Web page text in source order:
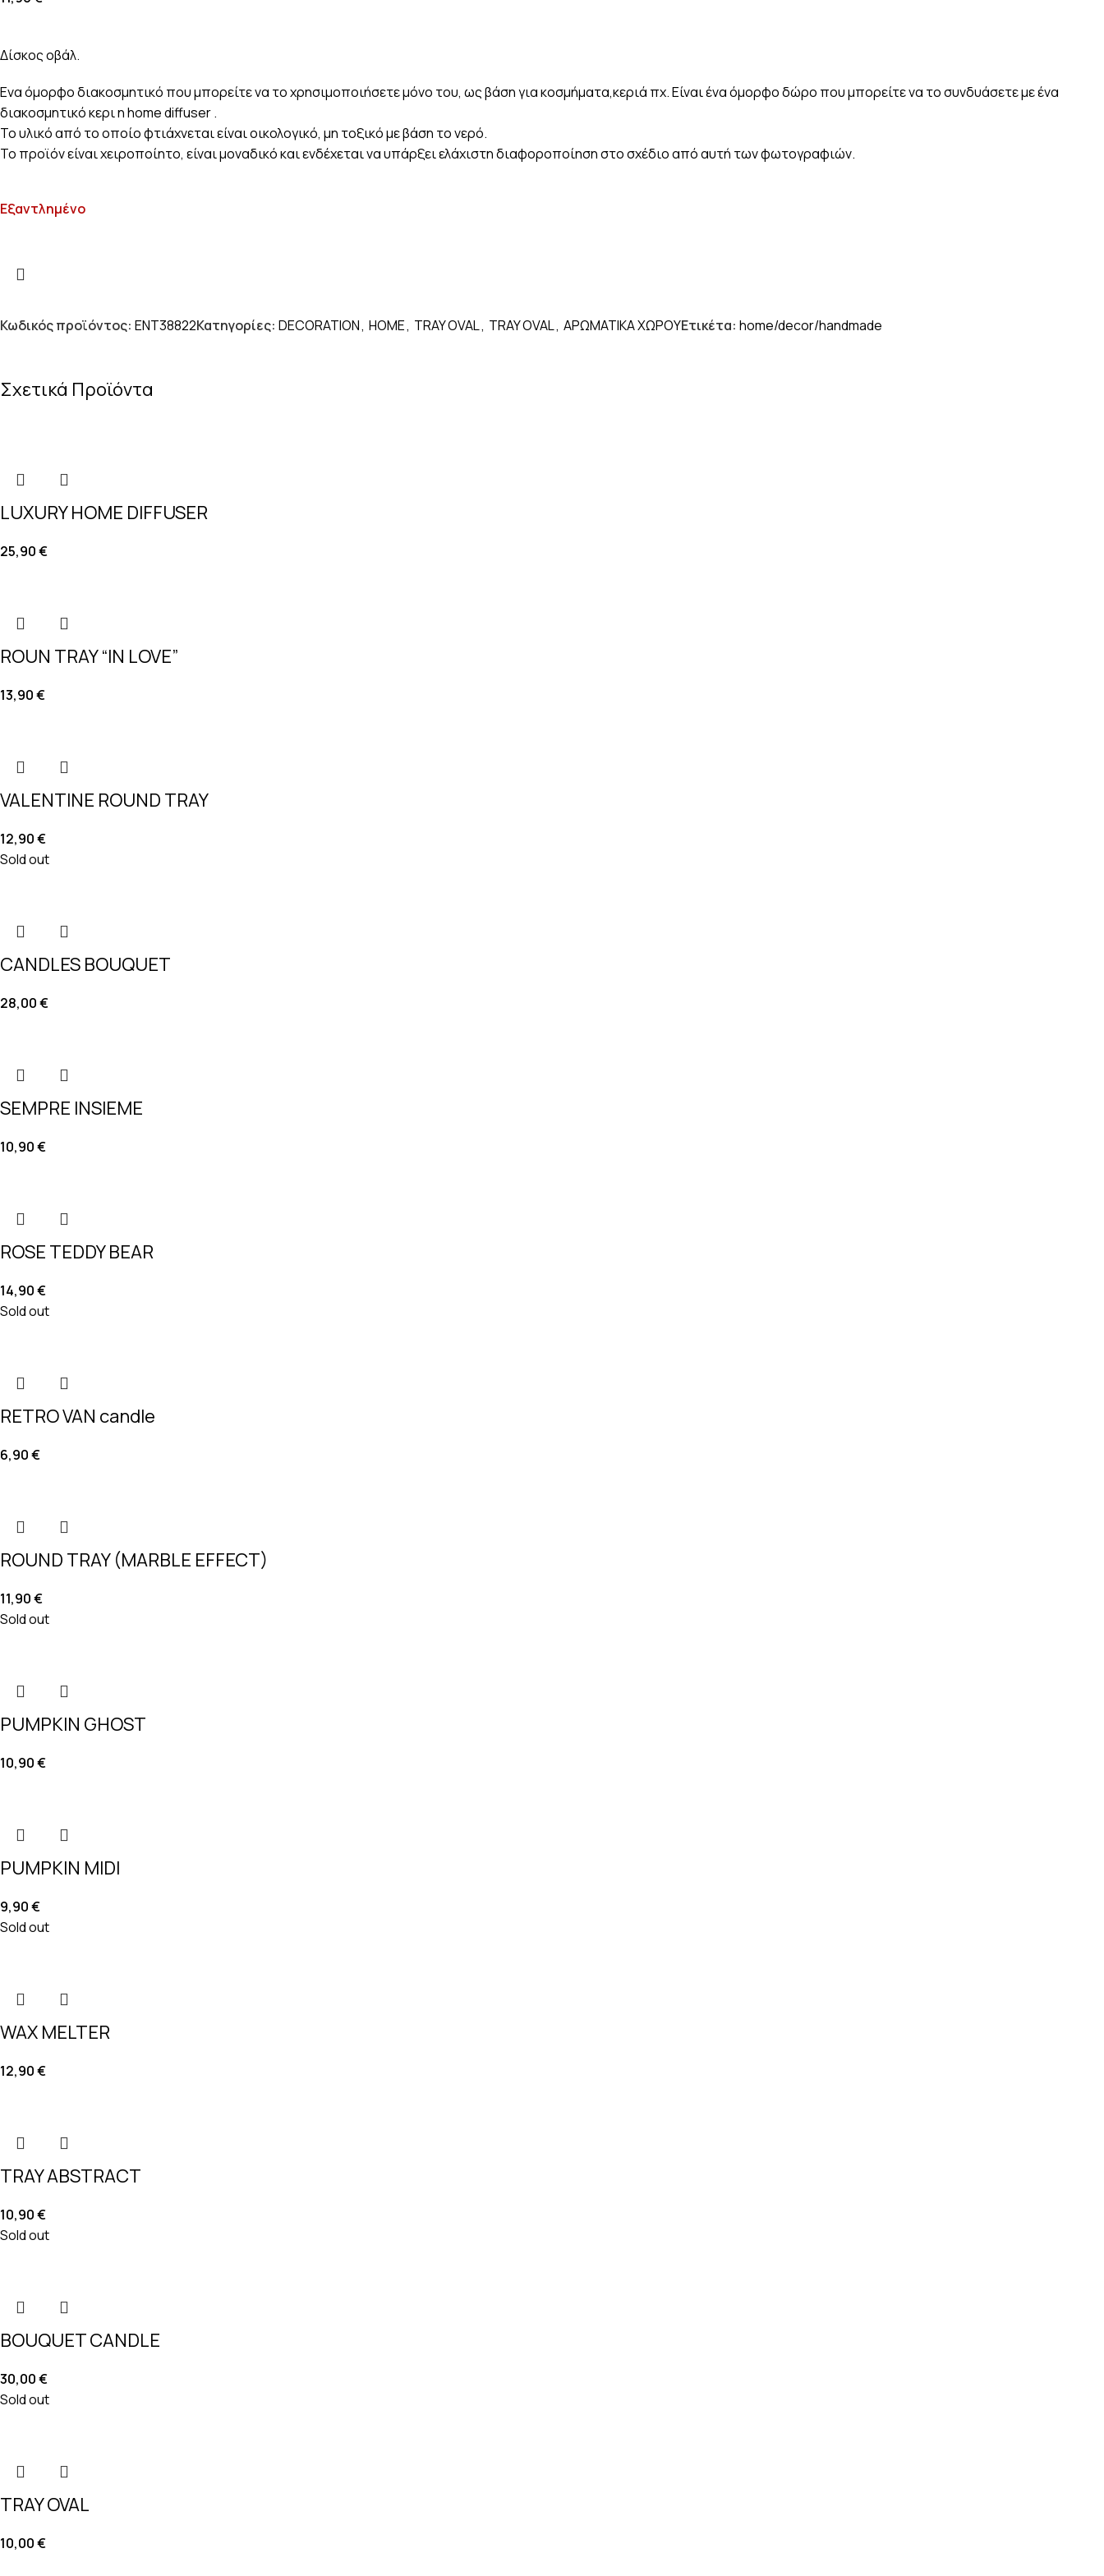
Δίσκος οβάλ.
Ενα όμορφο διακοσμητικό που μπορείτε να το χρησιμοποιήσετε μόνο του, ως βάση για κοσμήματα,κεριά πχ. Είναι ένα όμορφο δώρο που μπορείτε να το συνδυάσετε με ένα
διακοσμητικό κερι η home diffuser .
Το υλικό από το οποίο φτιάχνεται είναι οικολογικό, μη τοξικό με βάση το νερό.
Το προϊόν είναι χειροποίητο, είναι μοναδικό και ενδέχεται να υπάρξει ελάχιστη διαφοροποίηση στο σχέδιο από αυτή των φωτογραφιών.
Εξαντλημένο
Κωδικός προϊόντος: ENT38822Κατηγορίες: DECORATION, HOME, TRAY OVAL, TRAY OVAL, ΑΡΩΜΑΤΙΚΑ ΧΩΡΟΥΕτικέτα: home/decor/handmade
Σχετικά Προϊόντα
LUXURY HOME DIFFUSER
25,90€
ROUN TRAY “IN LOVE”
13,90€
VALENTINE ROUND TRAY
12,90€
Sold out
CANDLES BOUQUET
28,00€
SEMPRE INSIEME
10,90€
ROSE TEDDY BEAR
14,90€
Sold out
RETRO VAN candle
6,90€
ROUND TRAY (MARBLE EFFECT)
11,90€
Sold out
PUMPKIN GHOST
10,90€
PUMPKIN MIDI
9,90€
Sold out
WAX MELTER
12,90€
TRAY ABSTRACT
10,90€
Sold out
BOUQUET CANDLE
30,00€
Sold out
TRAY OVAL
10,00€